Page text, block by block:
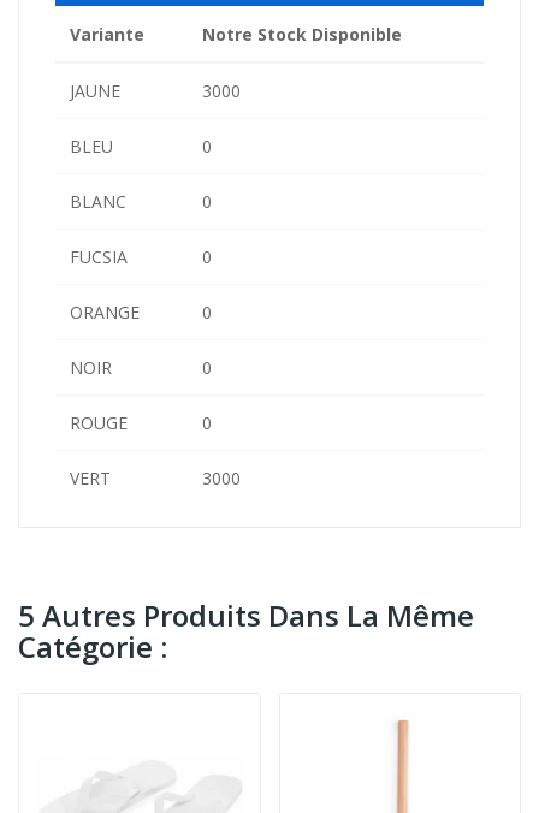
Variante Notre Stock Disponible
JAUNE 3000
BLEU 0
BLANC 0
FUCSIA 0
ORANGE 0
NOIR 0
ROUGE 0
VERT 3000
5 Autres Produits Dans La Même
Catégorie :